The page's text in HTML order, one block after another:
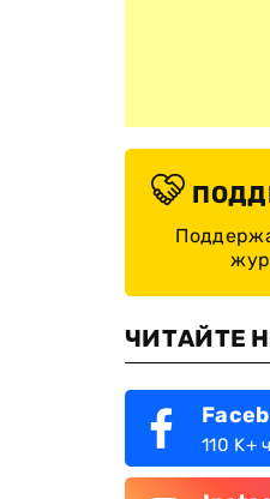
ЧИТАЙТЕ
110 K+